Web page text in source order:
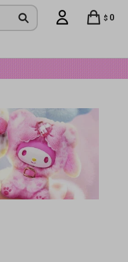
$ 0